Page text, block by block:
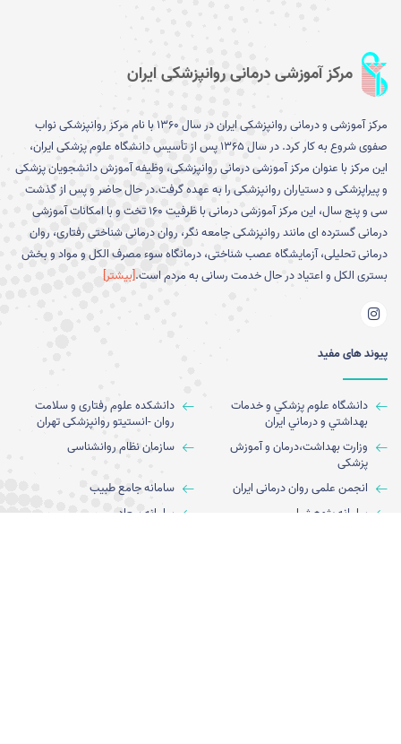
مرکز آموزشی درمانی روانپزشکی ایران
مرکز آموزشی و درمانی روانپزشکی ایران در سال 1360 با نام مرکز روانپزشکی نواب
صفوی شروع به کار کرد. در سال 1365 پس از تأسیس دانشگاه علوم پزشکی ایران،
این مرکز با عنوان مرکز آموزشی درمانی روانپزشکی، وظیفه آموزش دانشجویان پزشکی
و پیراپزشکی و دستیاران روانپزشکی را به عهده گرفت.در حال حاضر و پس از گذشت
سی و پنج سال، این مرکز آموزشی درمانی با ظرفیت 160 تخت و با امکانات آموزشی
درمانی گسترده ای مانند روانپزشکی جامعه نگر، روان درمانی شناختی رفتاری، روان
درمانی تحلیلی، آزمایشگاه عصب شناختی، درمانگاه سوء مصرف الکل و مواد و بخش
بستری الکل و اعتیاد در حال خدمت رسانی به مردم است.[بیشتر]
پیوند های مفید
دانشگاه علوم پزشكي و خدمات
بهداشتي و درماني ايران
دانشکده علوم رفتاری و سلامت
روان -انستیتو روانپزشکی تهران
وزارت بهداشت،درمان و آموزش
پزشکی
سازمان نظام روانشناسی
انجمن علمی روان درمانی ایران
سامانه جامع طبيب
سامانه پژوهشیار
سامانه سعاد